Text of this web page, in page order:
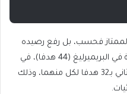
الممتاز فحسب، بل رفع رصيده
بين أكثر الأندية تسجيلا للأهداف القاتلة في البريميرليغ (44 هدفا)، في
حين حل أرسنال وتوتنهام في المركز الثاني بـ32 هدفا لكل منهما، وذلك